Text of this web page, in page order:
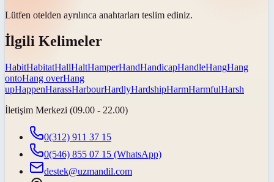
Lütfen otelden ayrılınca anahtarları teslim ediniz.
İlgili Kelimeler
HabitHabitatHallHaltHamperHandHandicapHandleHangHang
ontoHang overHang
upHappenHarassHarbourHardlyHardshipHarmHarmfulHarsh
İletişim Merkezi (09.00 - 22.00)
0(312) 911 37 15
0(546) 855 07 15 (WhatsApp)
destek@uzmandil.com